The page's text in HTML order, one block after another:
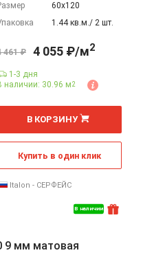
60х120
1.44 кв.м./ 2 шт.
В наличии
461 ₽ 4 055 ₽/м2
1-3 дня
наличии: 30.96 м2
м
В КОРЗИНУ
Купить в один клик
Italon - СЕРФЕЙС
9 мм матовая